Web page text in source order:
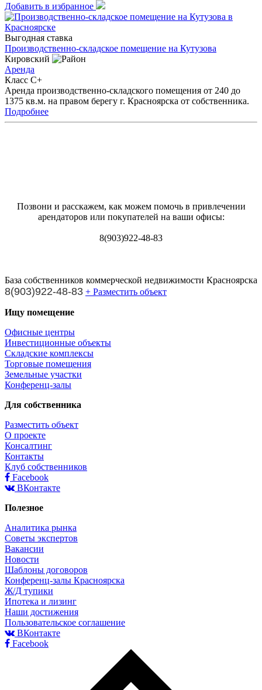
Добавить в избранное
Выгодная ставка
Производственно-складское помещение на Кутузова
Кировский
Аренда
Класс C+
Аренда производственно-складского помещения от 240 до
1375 кв.м. на правом берегу г. Красноярска от собственника.
Подробнее
Позвони и расскажем, как можем помочь в привлечении
арендаторов или покупателей на ваши офисы:
8(903)922-48-83
База собственников коммерческой недвижимости Красноярска
8(903)922-48-83 + Разместить объект
Ищу помещение
Офисные центры
Инвестиционные объекты
Складские комплексы
Торговые помещения
Земельные участки
Конференц-залы
Для собственника
Разместить объект
О проекте
Консалтинг
Контакты
Клуб собственников
Facebook
ВКонтакте
Полезное
Аналитика рынка
Советы экспертов
Вакансии
Новости
Шаблоны договоров
Конференц-залы Красноярска
Ж/Д тупики
Ипотека и лизинг
Наши достижения
Пользовательское соглашение
ВКонтакте
Facebook